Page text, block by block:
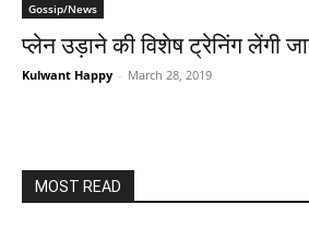
Gossip/News
प्लेन उड़ाने की विशेष ट्रेनिंग लेंगी
Kulwant Happy - March 28, 2019
MOST READ